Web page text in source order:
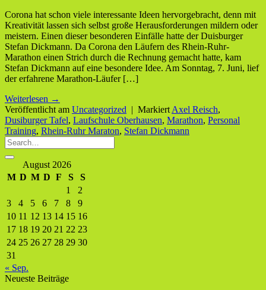
Corona hat schon viele interessante Ideen hervorgebracht, denn mit
Kreativität lassen sich selbst große Herausforderungen mildern oder
meistern. Einen dieser besonderen Einfälle hatte der Duisburger
Stefan Dickmann. Da Corona den Läufern des Rhein-Ruhr-
Marathon einen Strich durch die Rechnung gemacht hatte, kam
Stefan Dickmann auf eine besondere Idee. Am Sonntag, 7. Juni, lief
der erfahrene Marathon-Läufer […]
Weiterlesen →
Veröffentlicht am Uncategorized | Markiert Axel Reisch,
Dusiburger Tafel, Laufschule Oberhausen, Marathon, Personal
Training, Rhein-Ruhr Maraton, Stefan Dickmann
August 2026
M D M D F S
S
1
2
3
4 5 6 7 8
9
10 11 12 13 14 15 16
17 18 19 20 21 22 23
24 25 26 27 28 29 30
31
« Sep.
Neueste Beiträge